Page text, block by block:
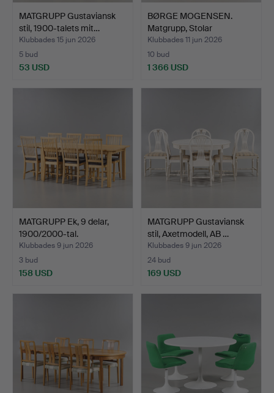
MATGRUPP Gustaviansk
stil, 1900-talets mit…
Klubbades 15 jun 2026
5 bud
53 USD
BØRGE MOGENSEN.
Matgrupp, Stolar
"Öresund"…
Klubbades 11 jun 2026
10 bud
1 366 USD
MATGRUPP Ek, 9 delar,
1900/2000-tal.
Klubbades 9 jun 2026
3 bud
158 USD
MATGRUPP Gustaviansk
stil, Axetmodell, AB …
Klubbades 9 jun 2026
24 bud
169 USD